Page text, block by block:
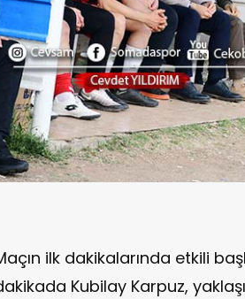
ilk dakikalarında etkili
Kubilay Karpuz,